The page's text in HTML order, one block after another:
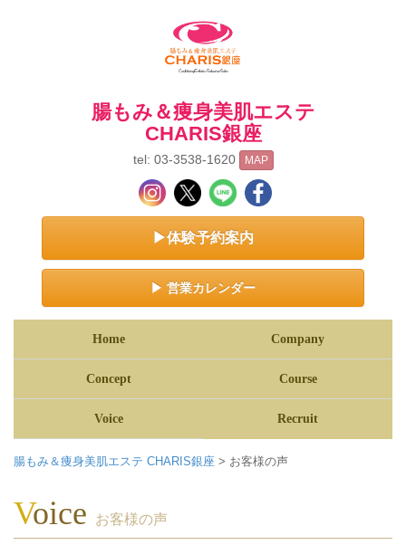
腸もみ＆痩身美肌エステ
CHARIS銀座
tel: 03-3538-1620 MAP
▶体験予約案内
▶ 営業カレンダー
Home Company
Concept Course
Voice Recruit
腸もみ＆痩身美肌エステ CHARIS銀座 > お客様の声
voice お客様の声